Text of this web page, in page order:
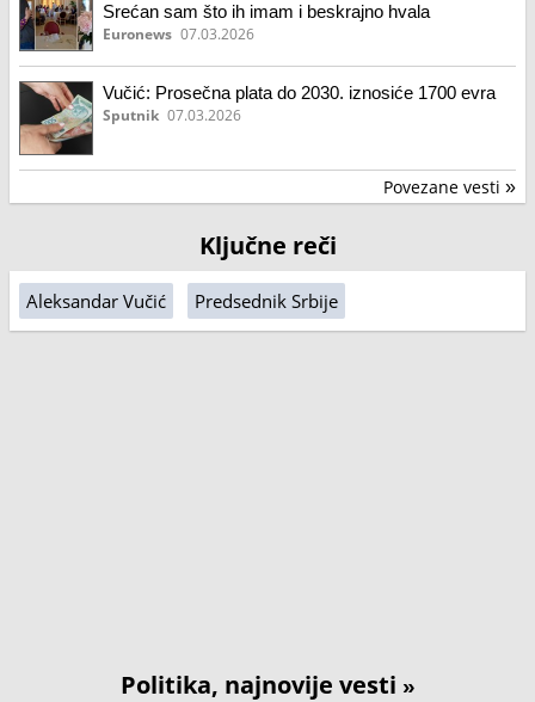
Srećan sam što ih imam i beskrajno hvala
Euronews 07.03.2026
Vučić: Prosečna plata do 2030. iznosiće 1700 evra
Sputnik 07.03.2026
Povezane vesti »
Ključne reči
Aleksandar Vučić Predsednik Srbije
Politika, najnovije vesti »